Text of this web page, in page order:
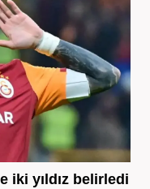
iki yıldız belirledi